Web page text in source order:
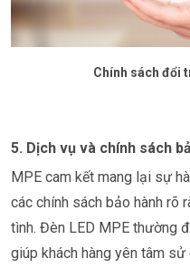
Chính sách đổi
5. Dịch vụ và chính sách
MPE cam kết mang lại sự
các chính sách bảo hành rõ
tình. Đèn LED MPE thường
giúp khách hàng yên tâm